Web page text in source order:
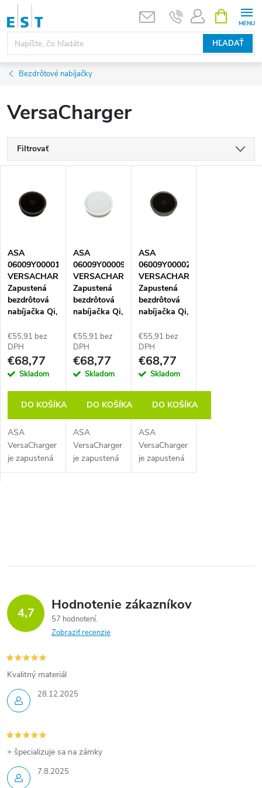
Prejsť
obsah
HĽADAŤ
KOŠÍK
Bezdrôtové nabíjačky
VersaCharger
Filtrovať
i
s
p
r
o
d
u
k
v
ASA
06009Y00001
VERSACHARGER
Zapustená
bezdrôtová
nabíjačka Qi,
kábel 2 m
vrát.
napájacieho
adaptéra,
€55,91 bez
DPH
€68,77
Skladom
DO KOŠÍKA
ASA
VersaCharger
je zapustená
bezdrôtová
zariadení...
ASA
06009Y00009
VERSACHARGER
Zapustená
bezdrôtová
nabíjačka Qi,
kábel 2 m
vrát.
napájacieho
adaptéra,
€55,91 bez
DPH
€68,77
Skladom
DO KOŠÍKA
ASA
VersaCharger
je zapustená
bezdrôtová
zariadení...
ASA
06009Y00002
VERSACHARGER
Zapustená
bezdrôtová
nabíjačka Qi,
kábel 2 m
vrát.
napájacieho
adaptéra,
€55,91 bez
DPH
€68,77
Skladom
DO KOŠÍKA
ASA
VersaCharger
je zapustená
bezdrôtová
zariadení...
l
d
a
c
i
e
p
r
v
4,7 Hodnotenie zákazníkov
57 hodnotení
Zobraziť recenzie
28.12.2025
Kvalitný materiál
7.8.2025
+ špecializuje sa na zámky